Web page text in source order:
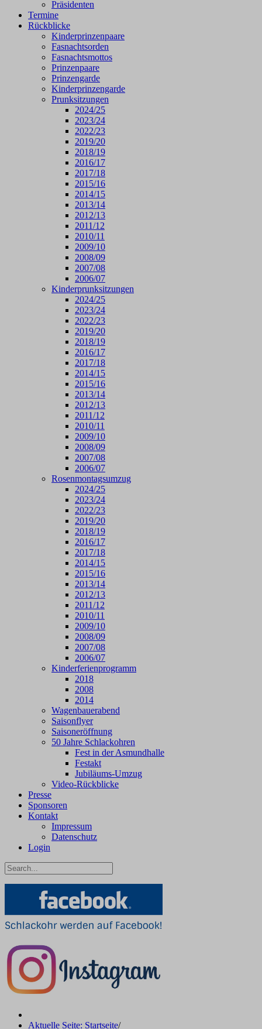
Präsidenten
Termine
Rückblicke
Kinderprinzenpaare
Fasnachtsorden
Fasnachtsmottos
Prinzenpaare
Prinzengarde
Kinderprinzengarde
Prunksitzungen
2024/25
2023/24
2022/23
2019/20
2018/19
2016/17
2017/18
2015/16
2014/15
2013/14
2012/13
2011/12
2010/11
2009/10
2008/09
2007/08
2006/07
Kinderprunksitzungen
2024/25
2023/24
2022/23
2019/20
2018/19
2016/17
2017/18
2014/15
2015/16
2013/14
2012/13
2011/12
2010/11
2009/10
2008/09
2007/08
2006/07
Rosenmontagsumzug
2024/25
2023/24
2022/23
2019/20
2018/19
2016/17
2017/18
2014/15
2015/16
2013/14
2012/13
2011/12
2010/11
2009/10
2008/09
2007/08
2006/07
Kinderferienprogramm
2018
2008
2014
Wagenbauerabend
Saisonflyer
Saisoneröffnung
50 Jahre Schlackohren
Fest in der Asmundhalle
Festakt
Jubiläums-Umzug
Video-Rückblicke
Presse
Sponsoren
Kontakt
Impressum
Datenschutz
Login
Aktuelle Seite: Startseite/